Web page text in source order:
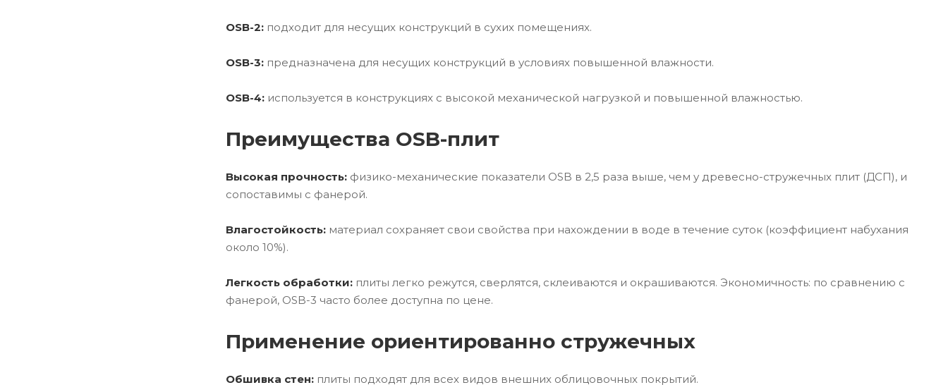
OSB-2: подходит для несущих конструкций в сухих помещениях.
OSB-3: предназначена для несущих конструкций в условиях повышенной влажности.
OSB-4: используется в конструкциях с высокой механической нагрузкой и повышенной влажностью.
Преимущества OSB-плит
Высокая прочность: физико-механические показатели OSB в 2,5 раза выше, чем у древесно-стружечных плит (ДСП), и
сопоставимы с фанерой.
Влагостойкость: материал сохраняет свои свойства при нахождении в воде в течение суток (коэффициент набухания
около 10%).
Легкость обработки: плиты легко режутся, сверлятся, склеиваются и окрашиваются. Экономичность: по сравнению с
фанерой, OSB-3 часто более доступна по цене.
Применение ориентированно стружечных
Обшивка стен: плиты подходят для всех видов внешних облицовочных покрытий.